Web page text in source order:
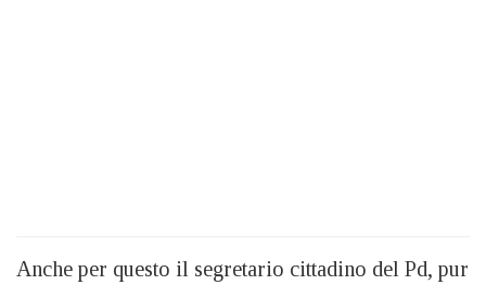
Anche per questo il segretario cittadino del Pd, pur